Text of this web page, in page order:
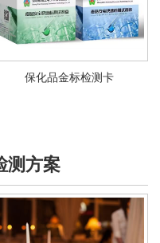
保化品金标检测卡
测方案